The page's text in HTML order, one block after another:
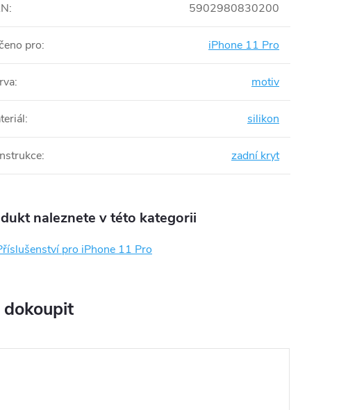
: 5902980830200
pro: iPhone 11 Pro
: motiv
: silikon
: zadní kryt
naleznete v této kategorii
pro iPhone 11 Pro